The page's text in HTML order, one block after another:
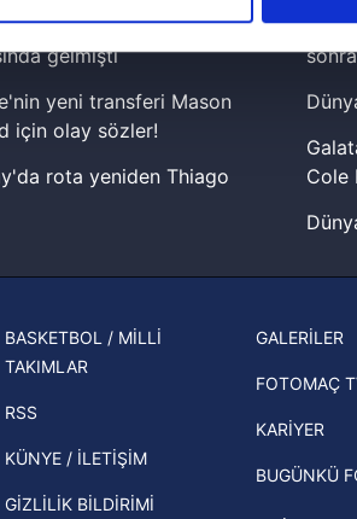
takdirde, kullanıcılara hedefli
kendimize ve üçüncü kişilere ait
olup gerekli olan çerezler bilgi toplumu
işlevsel kılınması ve
olarak açık rızanız dahilinde
belirleyebilirsiniz. Çerezlere
hazırlanmış Aydınlatma Metnimizi
almak için lütfentıklayınız
sürpriz ayrılık ihtimali!
gelmişti
yeni transferi Mason
için olay sözler!
rota yeniden Thiago
belli oldu! Gornik
finalinin ardından dış
UEFA Avrupa Ligi'nde 3. Ön
muhtemel rakipleri belli
Cole
BASKETBOL / MİLLİ
TAKIMLAR
RSS
KÜNYE / İLETİŞİM
GİZLİLİK BİLDİRİMİ
GALERİLER
FOTOMAÇ
KARİYER
BUGÜNKÜ